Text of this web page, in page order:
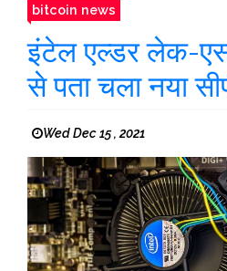
bitcoin news
इंटेल एल्डर लेक-
से पता चला नया
Wed Dec 15 , 2021